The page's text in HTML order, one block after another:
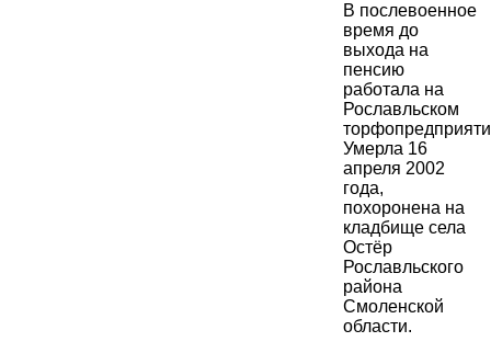
В послевоенное
время до
выхода на
пенсию
работала на
Рославльском
Умерла 16
апреля 2002
года,
похоронена на
кладбище села
Остёр
Рославльского
района
Смоленской
области.